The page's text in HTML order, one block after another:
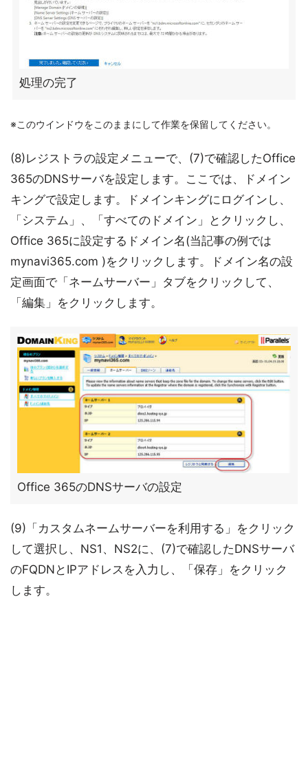
処理の完了
※このウインドウをこのままにして作業を保留してください。
(8)レジストラの設定メニューで、(7)で確認したOffice
365のDNSサーバを設定します。ここでは、ドメイン
キングで設定します。ドメインキングにログインし、
「システム」、「すべてのドメイン」とクリックし、
Office 365に設定するドメイン名(当記事の例では
mynavi365.com )をクリックします。ドメイン名の設
定画面で「ネームサーバー」タブをクリックして、
「編集」をクリックします。
Office 365のDNSサーバの設定
(9)「カスタムネームサーバーを利用する」をクリック
して選択し、NS1、NS2に、(7)で確認したDNSサーバ
のFQDNとIPアドレスを入力し、「保存」をクリック
します。